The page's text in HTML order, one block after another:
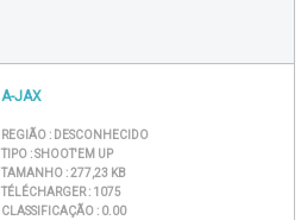
A-JAX
REGIÃO : DESCONHECIDO
TIPO :SHOOT'EM UP
TAMANHO :277,23 KB
TÉLÉCHARGER : 1075
CLASSIFICAÇÃO : 0.00